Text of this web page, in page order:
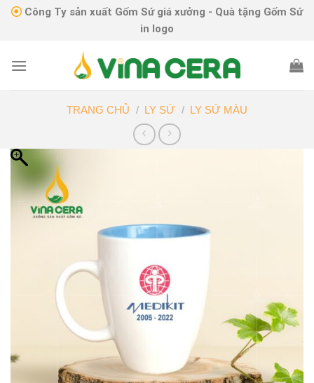
Skip Công Ty sản xuất Gốm Sứ giá xưởng - Quà tặng Gốm Sứ
in logo
TRANG CHỦ / LY SỨ / LY SỨ MÀU